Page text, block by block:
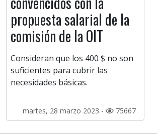
propuesta salarial de la
comisión de la OIT
Consideran que los 400 $ no son
suficientes para cubrir las
necesidades básicas.
martes, 28 marzo 2023 - 75667